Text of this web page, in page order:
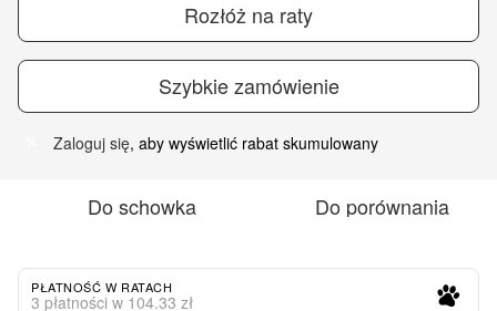
Rozłóż na raty
Szybkie zamówienie
Zaloguj się, aby wyświetlić rabat skumulowany
Do schowka Do porównania
PŁATNOŚĆ W RATACH
3 płatności w 104.33 zł